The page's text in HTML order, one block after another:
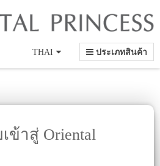
ประเภทสินค้า
THAI
ข้าสู่ Oriental